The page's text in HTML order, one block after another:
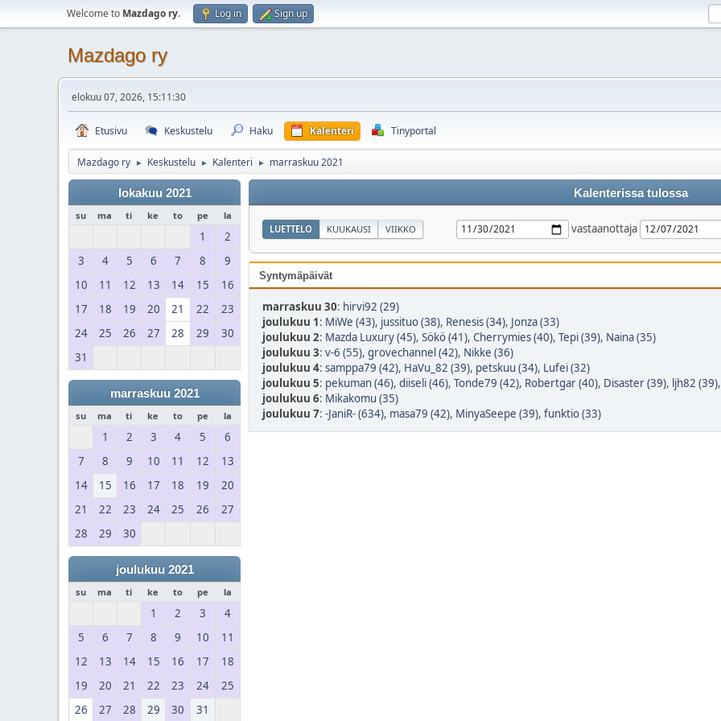
Welcome to Mazdago ry. Log in Sign up
Mazdago ry
elokuu 07, 2026, 15:11:30
Etusivu Keskustelu Haku Kalenteri Tinyportal
Mazdago ry ► Keskustelu ► Kalenteri ► marraskuu 2021
lokakuu 2021
su ma ti ke to pe la
1
2
3
4 5 6 7 8
9
10
11 12 13 14 15
16
17
18 19 20 21 22
23
24
25 26 27 28 29
30
31
marraskuu 2021
su ma ti ke to pe la
1 2 3 4 5
6
7
8 9 10 11 12
13
14
15 16 17 18 19
20
21
22 23 24 25 26
27
28
29 30
joulukuu 2021
su ma ti ke to pe la
1 2 3
4
5
6 7 8 9 10
11
12
13 14 15 16 17
18
19
20 21 22 23 24
25
26
27 28 29 30 31
Kalenterissa tulossa
LUETTELO KUUKAUSI VIIKKO vastaanottaja
Syntymäpäivät
marraskuu 30: hirvi92 (29)
joulukuu 1: MiWe (43), jussituo (38), Renesis (34), Jonza (33)
joulukuu 2: Mazda Luxury (45), Sökö (41), Cherrymies (40), Tepi (39), Naina (35)
joulukuu 3: v-6 (55), grovechannel (42), Nikke (36)
joulukuu 4: samppa79 (42), HaVu_82 (39), petskuu (34), Lufei (32)
joulukuu 5: pekuman (46), diiseli (46), Tonde79 (42), Robertgar (40), Disaster (39), ljh82 (39),
joulukuu 6: Mikakomu (35)
joulukuu 7: -JaniR- (634), masa79 (42), MinyaSeepe (39), funktio (33)